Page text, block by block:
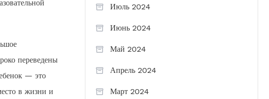
переведены
— это
в жизни и
Июль 2024
Июнь 2024
Май 2024
Апрель 2024
Март 2024